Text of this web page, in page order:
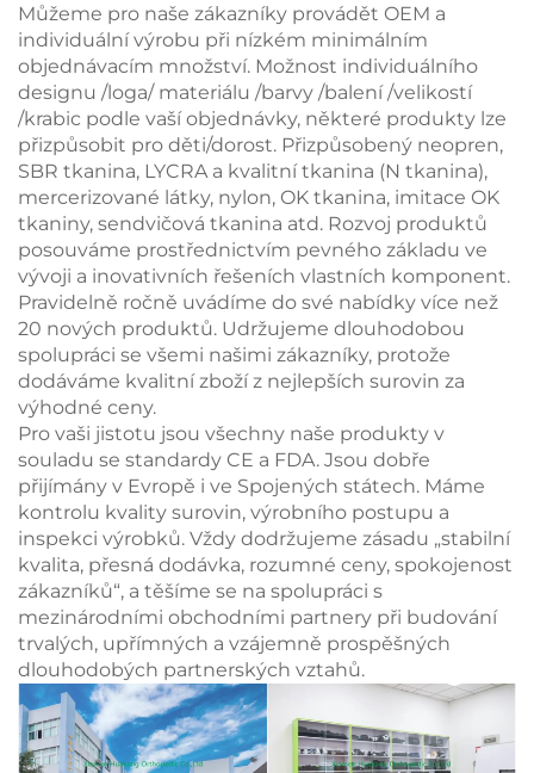
Můžeme pro naše zákazníky provádět OEM a
individuální výrobu při nízkém minimálním
objednávacím množství. Možnost individuálního
designu /loga/ materiálu /barvy /balení /velikostí
/krabic podle vaší objednávky, některé produkty lze
přizpůsobit pro děti/dorost. Přizpůsobený neopren,
SBR tkanina, LYCRA a kvalitní tkanina (N tkanina),
mercerizované látky, nylon, OK tkanina, imitace OK
tkaniny, sendvičová tkanina atd. Rozvoj produktů
posouváme prostřednictvím pevného základu ve
vývoji a inovativních řešeních vlastních komponent.
Pravidelně ročně uvádíme do své nabídky více než
20 nových produktů. Udržujeme dlouhodobou
spolupráci se všemi našimi zákazníky, protože
dodáváme kvalitní zboží z nejlepších surovin za
výhodné ceny.
Pro vaši jistotu jsou všechny naše produkty v
souladu se standardy CE a FDA. Jsou dobře
přijímány v Evropě i ve Spojených státech. Máme
kontrolu kvality surovin, výrobního postupu a
inspekci výrobků. Vždy dodržujeme zásadu „stabilní
kvalita, přesná dodávka, rozumné ceny, spokojenost
zákazníků“, a těšíme se na spolupráci s
mezinárodními obchodními partnery při budování
trvalých, upřímných a vzájemně prospěšných
dlouhodobých partnerských vztahů.